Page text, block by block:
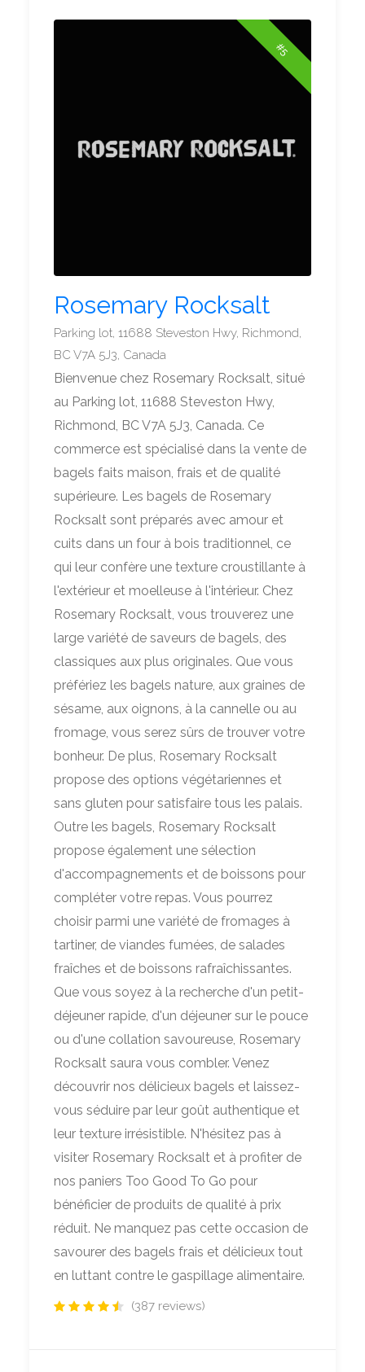
#5
Rosemary Rocksalt
Parking lot, 11688 Steveston Hwy, Richmond,
BC V7A 5J3, Canada
Bienvenue chez Rosemary Rocksalt, situé
au Parking lot, 11688 Steveston Hwy,
Richmond, BC V7A 5J3, Canada. Ce
commerce est spécialisé dans la vente de
bagels faits maison, frais et de qualité
supérieure. Les bagels de Rosemary
Rocksalt sont préparés avec amour et
cuits dans un four à bois traditionnel, ce
qui leur confère une texture croustillante à
l'extérieur et moelleuse à l'intérieur. Chez
Rosemary Rocksalt, vous trouverez une
large variété de saveurs de bagels, des
classiques aux plus originales. Que vous
préfériez les bagels nature, aux graines de
sésame, aux oignons, à la cannelle ou au
fromage, vous serez sûrs de trouver votre
bonheur. De plus, Rosemary Rocksalt
propose des options végétariennes et
sans gluten pour satisfaire tous les palais.
Outre les bagels, Rosemary Rocksalt
propose également une sélection
d'accompagnements et de boissons pour
compléter votre repas. Vous pourrez
choisir parmi une variété de fromages à
tartiner, de viandes fumées, de salades
fraîches et de boissons rafraîchissantes.
Que vous soyez à la recherche d'un petit-
déjeuner rapide, d'un déjeuner sur le pouce
ou d'une collation savoureuse, Rosemary
Rocksalt saura vous combler. Venez
découvrir nos délicieux bagels et laissez-
vous séduire par leur goût authentique et
leur texture irrésistible. N'hésitez pas à
visiter Rosemary Rocksalt et à profiter de
nos paniers Too Good To Go pour
bénéficier de produits de qualité à prix
réduit. Ne manquez pas cette occasion de
savourer des bagels frais et délicieux tout
en luttant contre le gaspillage alimentaire.
(387 reviews)